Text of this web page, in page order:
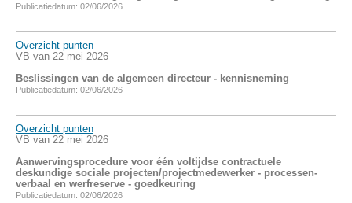
Publicatiedatum: 02/06/2026
Overzicht punten
VB van 22 mei 2026
Beslissingen van de algemeen directeur - kennisneming
Publicatiedatum: 02/06/2026
Overzicht punten
VB van 22 mei 2026
Aanwervingsprocedure voor één voltijdse contractuele
deskundige sociale projecten/projectmedewerker - processen-
verbaal en werfreserve - goedkeuring
Publicatiedatum: 02/06/2026